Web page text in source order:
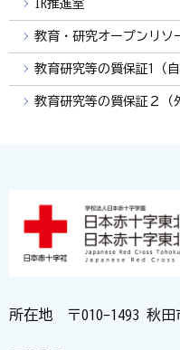
IR推進室
教育・研究オープンリソ
教育研究等の質保証1（
教育研究等の質保証２（
所在地 〒010-1493 秋田